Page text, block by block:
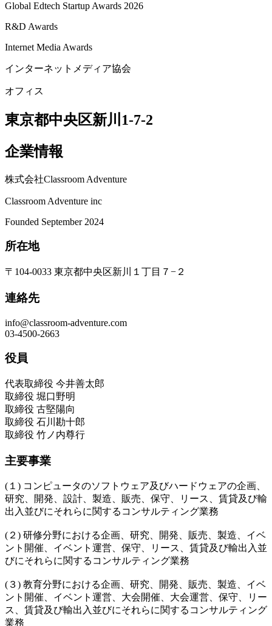
Global Edtech Startup Awards 2026
R&D Awards
Internet Media Awards
インターネットメディア協会
オフィス
東京都中央区新川1-7-2
企業情報
株式会社Classroom Adventure
Classroom Adventure inc
Founded September 2024
所在地
〒104-0033 東京都中央区新川１丁目７−２
連絡先
info@classroom-adventure.com
03-4500-2663
役員
代表取締役 今井善太郎
取締役 堀口野明
取締役 古堅陽向
取締役 石川勘十郎
取締役 竹ノ内尊行
主要事業
(１) コンピュータのソフトウェア及びハードウェアの企画、
研究、開発、設計、製造、販売、保守、リース、賃貸及び輸
出⼊並びにそれらに関するコンサルティング業務
(２) 研修分野における企画、研究、開発、販売、製造、イベ
ント開催、イベント運営、保守、リース、賃貸及び輸出⼊並
びにそれらに関するコンサルティング業務
(３) 教育分野における企画、研究、開発、販売、製造、イベ
ント開催、イベント運営、⼤会開催、⼤会運営、保守、リー
ス、賃貸及び輸出⼊並びにそれらに関するコンサルティング
業務